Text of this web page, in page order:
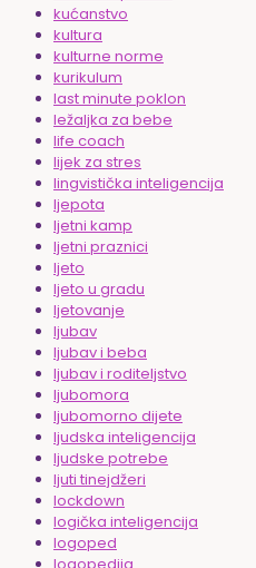
kućanstvo
kultura
kulturne norme
kurikulum
last minute poklon
ležaljka za bebe
life coach
lijek za stres
lingvistička inteligencija
ljepota
ljetni kamp
ljetni praznici
ljeto
ljeto u gradu
ljetovanje
ljubav
ljubav i beba
ljubav i roditeljstvo
ljubomora
ljubomorno dijete
ljudska inteligencija
ljudske potrebe
ljuti tinejdžeri
lockdown
logička inteligencija
logoped